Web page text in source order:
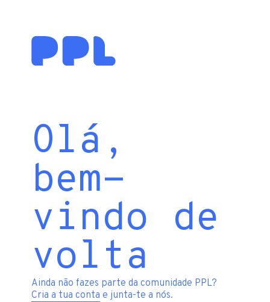
Olá,
bem-
vindo de
volta
Ainda não fazes parte da comunidade PPL?
Cria a tua conta e junta-te a nós.